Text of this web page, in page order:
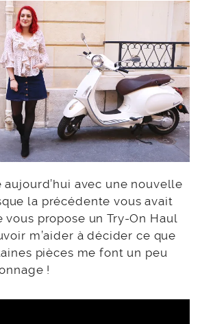
avec une nouvelle
la précédente vous avait
vous propose un Try-On Haul
m’aider à décider ce que
pièces me font un peu
!